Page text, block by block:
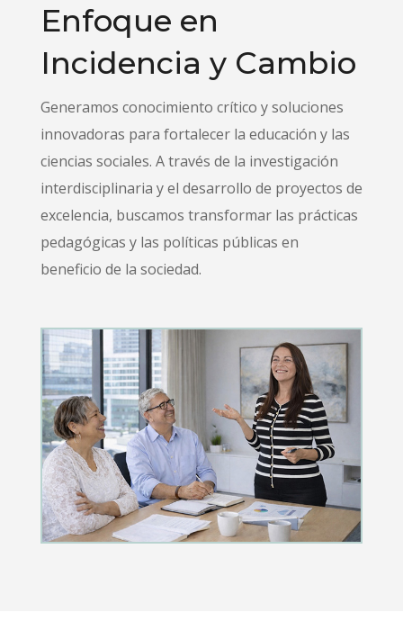
Enfoque en
Incidencia y Cambio
Generamos conocimiento crítico y soluciones
innovadoras para fortalecer la educación y las
ciencias sociales. A través de la investigación
interdisciplinaria y el desarrollo de proyectos de
excelencia, buscamos transformar las prácticas
pedagógicas y las políticas públicas en
beneficio de la sociedad.